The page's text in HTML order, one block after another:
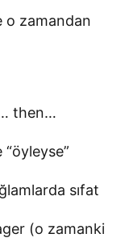
o zamandan
then…
sıfat
(o zamanki